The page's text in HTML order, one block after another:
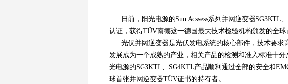
日前，阳光电源的Sun Acssess系列并网逆变器
认证，获得TÜV南德这一德国最大技术检验机构颁发的全球
光伏并网逆变器是光伏发电系统的核心部件，技术要
发展成为一个成熟的产业，相关产品的检测和准入标准十
光电源的SG3KTL、SG4KTL产品顺利通过全部的安全和
球首张并网逆变器TÜV证书的持有者。